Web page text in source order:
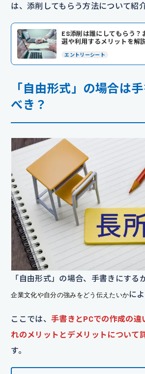
は、添削してもらう方法について紹
ES添削は誰にしてもらう？
選や利用するメリットを解
エントリーシート
「自由形式」の場合は
べき？
「自由形式」の場合、手書きにする
企業文化や自分の強みをどう伝えたいかに
ここでは、 手書きとPCでの作成の違
れのメリットとデメリットについて
す。